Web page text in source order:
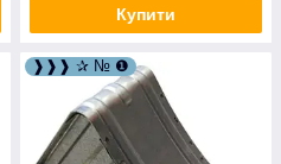
Купити
❱❱❱ ✰ № ❶